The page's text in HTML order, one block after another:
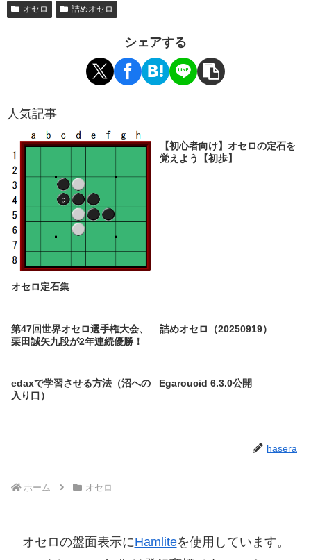
オセロ 詰めオセロ
シェアする
人気記事
オセロ定石集
【初心者向け】オセロの定石を
覚えよう【初歩】
第47回世界オセロ選手権大会、
栗田誠矢九段が2年連続優勝！
詰めオセロ（20250919）
edaxで学習させる方法（沼への
入り口）
Egaroucid 6.3.0公開
hasera
ホーム オセロ
オセロの盤面表示にHamliteを使用しています。